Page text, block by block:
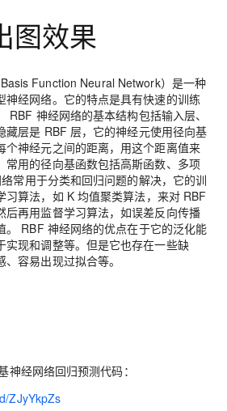
图效果
Function Neural Network）是一种
神经网络。它的特点是具有快速的训练
RBF 神经网络的基本结构包括输入层、
藏层是 RBF 层，它的神经元使用径向基
个神经元之间的距离，用这个距离值来
常用的径向基函数包括高斯函数、多项
常用于分类和回归问题的解决，它的训
习算法，如 K 均值聚类算法，来对 RBF
后再用监督学习算法，如误差反向传播
。 RBF 神经网络的优点在于它的泛化能
实现和调整等。但是它也存在一些缺
容易出现过拟合等。
神经网络回归预测代码：
ZJyYkpZs